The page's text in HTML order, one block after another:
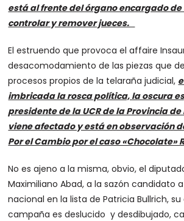
está al frente del órgano encargado
controlar y remover jueces.
El estruendo que provoca el affaire
desacomodamiento de las piezas que
procesos propios de la telaraña judicial,
imbricada la rosca política, la oscura
presidente de la UCR de la Provincia de
viene afectado y está en observación
Por el Cambio por el caso «Chocolate»
No es ajeno a la misma, obvio, el
Maximiliano Abad, a la sazón candidato
nacional en la lista de Patricia Bullrich,
campaña es deslucido y desdibujado,